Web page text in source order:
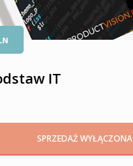
IT
SPRZEDAŻ WYŁĄCZONA